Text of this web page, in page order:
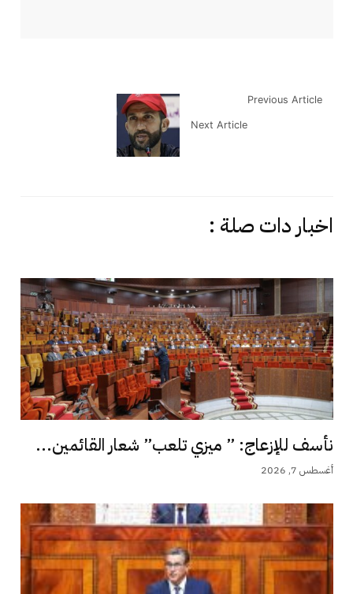
Previous Article
Next Article
اخبار دات صلة :
نأسف للإزعاج: ” ميزي تلعب” شعار القائمين...
أغسطس 7, 2026